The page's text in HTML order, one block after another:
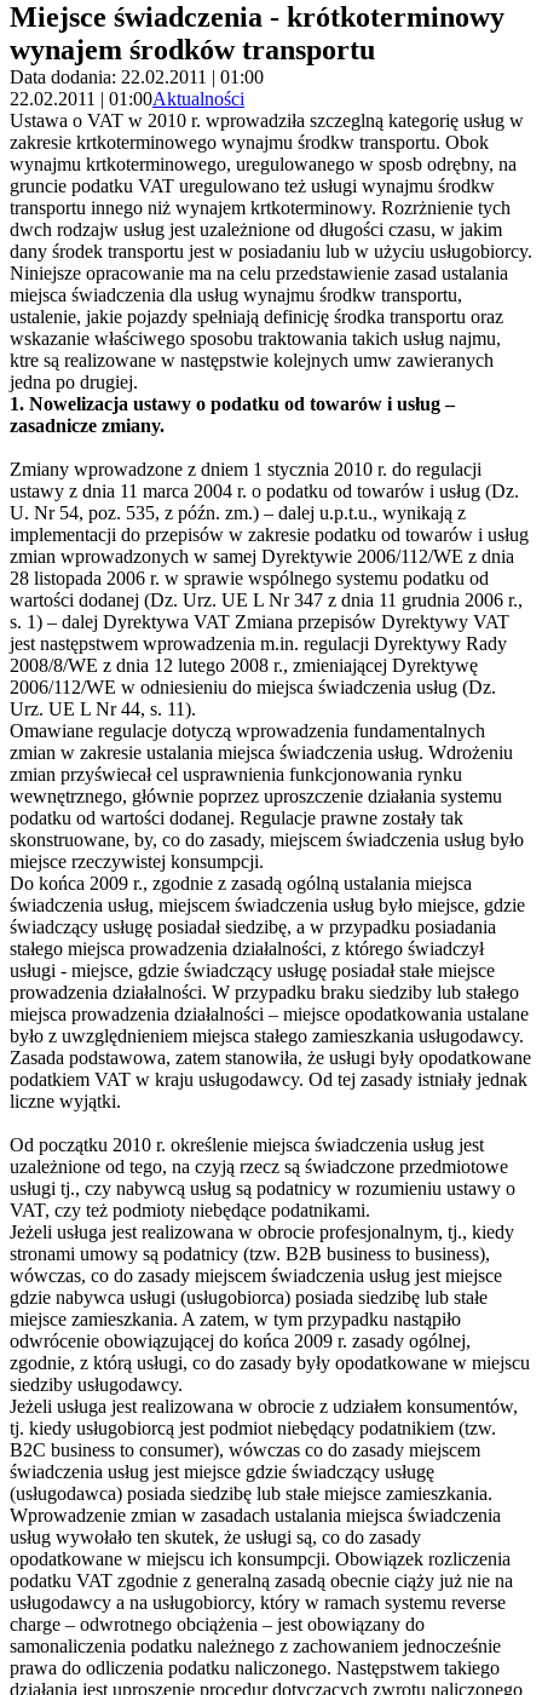
Miejsce świadczenia - krótkoterminowy
wynajem środków transportu
Data dodania: 22.02.2011 | 01:00
22.02.2011 | 01:00Aktualności
Ustawa o VAT w 2010 r. wprowadziła szczeglną kategorię usług w
zakresie krtkoterminowego wynajmu środkw transportu. Obok
wynajmu krtkoterminowego, uregulowanego w sposb odrębny, na
gruncie podatku VAT uregulowano też usługi wynajmu środkw
transportu innego niż wynajem krtkoterminowy. Rozrżnienie tych
dwch rodzajw usług jest uzależnione od długości czasu, w jakim
dany środek transportu jest w posiadaniu lub w użyciu usługobiorcy.
Niniejsze opracowanie ma na celu przedstawienie zasad ustalania
miejsca świadczenia dla usług wynajmu środkw transportu,
ustalenie, jakie pojazdy spełniają definicję środka transportu oraz
wskazanie właściwego sposobu traktowania takich usług najmu,
ktre są realizowane w następstwie kolejnych umw zawieranych
jedna po drugiej.
1. Nowelizacja ustawy o podatku od towarów i usług –
zasadnicze zmiany.
Zmiany wprowadzone z dniem 1 stycznia 2010 r. do regulacji
ustawy z dnia 11 marca 2004 r. o podatku od towarów i usług (Dz.
U. Nr 54, poz. 535, z późn. zm.) – dalej u.p.t.u., wynikają z
implementacji do przepisów w zakresie podatku od towarów i usług
zmian wprowadzonych w samej Dyrektywie 2006/112/WE z dnia
28 listopada 2006 r. w sprawie wspólnego systemu podatku od
wartości dodanej (Dz. Urz. UE L Nr 347 z dnia 11 grudnia 2006 r.,
s. 1) – dalej Dyrektywa VAT Zmiana przepisów Dyrektywy VAT
jest następstwem wprowadzenia m.in. regulacji Dyrektywy Rady
2008/8/WE z dnia 12 lutego 2008 r., zmieniającej Dyrektywę
2006/112/WE w odniesieniu do miejsca świadczenia usług (Dz.
Urz. UE L Nr 44, s. 11).
Omawiane regulacje dotyczą wprowadzenia fundamentalnych
zmian w zakresie ustalania miejsca świadczenia usług. Wdrożeniu
zmian przyświecał cel usprawnienia funkcjonowania rynku
wewnętrznego, głównie poprzez uproszczenie działania systemu
podatku od wartości dodanej. Regulacje prawne zostały tak
skonstruowane, by, co do zasady, miejscem świadczenia usług było
miejsce rzeczywistej konsumpcji.
Do końca 2009 r., zgodnie z zasadą ogólną ustalania miejsca
świadczenia usług, miejscem świadczenia usług było miejsce, gdzie
świadczący usługę posiadał siedzibę, a w przypadku posiadania
stałego miejsca prowadzenia działalności, z którego świadczył
usługi - miejsce, gdzie świadczący usługę posiadał stałe miejsce
prowadzenia działalności. W przypadku braku siedziby lub stałego
miejsca prowadzenia działalności – miejsce opodatkowania ustalane
było z uwzględnieniem miejsca stałego zamieszkania usługodawcy.
Zasada podstawowa, zatem stanowiła, że usługi były opodatkowane
podatkiem VAT w kraju usługodawcy. Od tej zasady istniały jednak
liczne wyjątki.
Od początku 2010 r. określenie miejsca świadczenia usług jest
uzależnione od tego, na czyją rzecz są świadczone przedmiotowe
usługi tj., czy nabywcą usług są podatnicy w rozumieniu ustawy o
VAT, czy też podmioty niebędące podatnikami.
Jeżeli usługa jest realizowana w obrocie profesjonalnym, tj., kiedy
stronami umowy są podatnicy (tzw. B2B business to business),
wówczas, co do zasady miejscem świadczenia usług jest miejsce
gdzie nabywca usługi (usługobiorca) posiada siedzibę lub stałe
miejsce zamieszkania. A zatem, w tym przypadku nastąpiło
odwrócenie obowiązującej do końca 2009 r. zasady ogólnej,
zgodnie, z którą usługi, co do zasady były opodatkowane w miejscu
siedziby usługodawcy.
Jeżeli usługa jest realizowana w obrocie z udziałem konsumentów,
tj. kiedy usługobiorcą jest podmiot niebędący podatnikiem (tzw.
B2C business to consumer), wówczas co do zasady miejscem
świadczenia usług jest miejsce gdzie świadczący usługę
(usługodawca) posiada siedzibę lub stałe miejsce zamieszkania.
Wprowadzenie zmian w zasadach ustalania miejsca świadczenia
usług wywołało ten skutek, że usługi są, co do zasady
opodatkowane w miejscu ich konsumpcji. Obowiązek rozliczenia
podatku VAT zgodnie z generalną zasadą obecnie ciąży już nie na
usługodawcy a na usługobiorcy, który w ramach systemu reverse
charge – odwrotnego obciążenia – jest obowiązany do
samonaliczenia podatku należnego z zachowaniem jednocześnie
prawa do odliczenia podatku naliczonego. Następstwem takiego
działania jest uproszenie procedur dotyczących zwrotu naliczonego